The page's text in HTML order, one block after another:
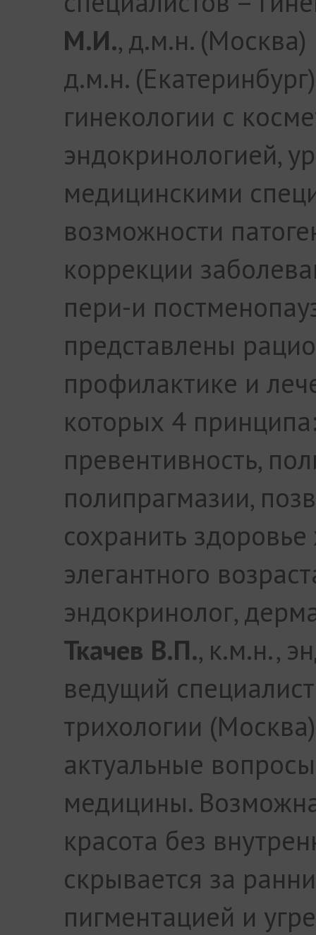
М.И., д.м.н.
д.м.н.
гинекологии с
эндокринологией,
медицинскими
возможности
коррекции
пери-и
представлены
профилактике и
которых 4
превентивность,
полипрагмазии,
сохранить
элегантного
эндокринолог,
Ткачев В.П., к.м.н.,
ведущий
трихологии
актуальные
медицины.
красота без
скрывается за
пигментацией и